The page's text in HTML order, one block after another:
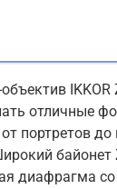
IKKOR
отличные
портретов до
диафрагма